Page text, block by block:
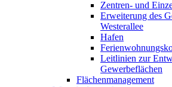
Zentren- und
Erweiterung des
Westerallee
Hafen
Leitlinien zur
Gewerbeflächen
Flächenmanagement